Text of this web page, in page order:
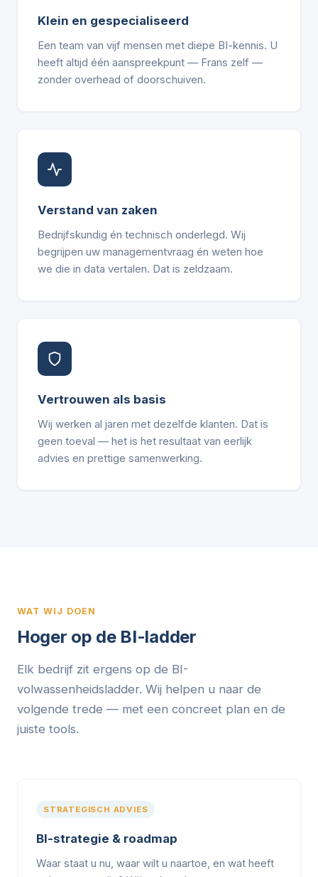
Klein en gespecialiseerd
Een team van vijf mensen met diepe BI-kennis. U
heeft altijd één aanspreekpunt — Frans zelf —
zonder overhead of doorschuiven.
Verstand van zaken
Bedrijfskundig én technisch onderlegd. Wij
begrijpen uw managementvraag én weten hoe
we die in data vertalen. Dat is zeldzaam.
Vertrouwen als basis
Wij werken al jaren met dezelfde klanten. Dat is
geen toeval — het is het resultaat van eerlijk
advies en prettige samenwerking.
WAT WIJ DOEN
Hoger op de BI-ladder
Elk bedrijf zit ergens op de BI-
volwassenheidsladder. Wij helpen u naar de
volgende trede — met een concreet plan en de
juiste tools.
STRATEGISCH ADVIES
BI-strategie & roadmap
Waar staat u nu, waar wilt u naartoe, en wat heeft